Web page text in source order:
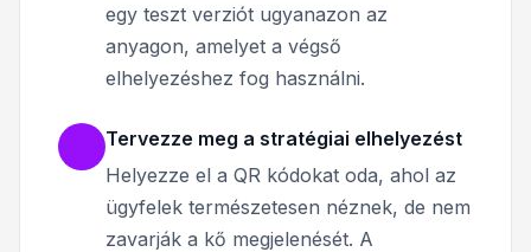
egy teszt verziót ugyanazon az
anyagon, amelyet a végső
elhelyezéshez fog használni.
Tervezze meg a stratégiai elhelyezést
Helyezze el a QR kódokat oda, ahol az
ügyfelek természetesen néznek, de nem
zavarják a kő megjelenését. A